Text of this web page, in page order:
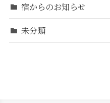
宿からのお知らせ
未分類